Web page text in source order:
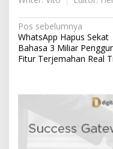
N
a
v
g
Pos sebelumnya
WhatsApp Hapus Sekat
Bahasa 3 Miliar
Fitur Terjemahan Real